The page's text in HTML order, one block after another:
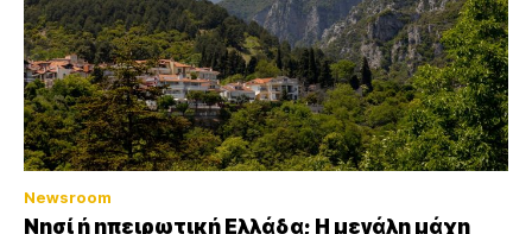
Newsroom
Νησί ή ηπειρωτική Ελλάδα; Η μεγάλη μάχη